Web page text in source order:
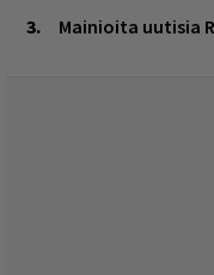
Mainioita uutisia